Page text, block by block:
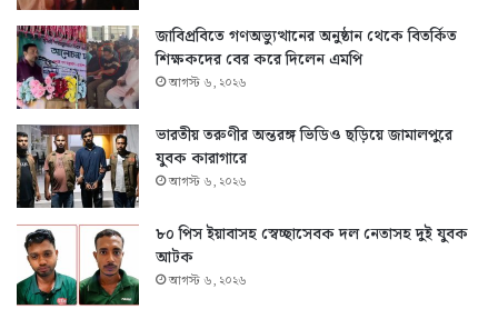
জাবিপ্রবিতে গণঅভ্যুত্থানের অনুষ্ঠান থেকে বিতর্কিত
শিক্ষকদের বের করে দিলেন এমপি
আগস্ট ৬, ২০২৬
ভারতীয় তরুণীর অন্তরঙ্গ ভিডিও ছড়িয়ে জামালপুরে
যুবক কারাগারে
আগস্ট ৬, ২০২৬
৮০ পিস ইয়াবাসহ স্বেচ্ছাসেবক দল নেতাসহ দুই যুবক
আটক
আগস্ট ৬, ২০২৬